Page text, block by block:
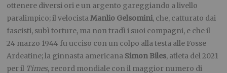
ottenere diversi ori e un argento gareggiando a livello
paralimpico; il velocistaManlio Gelsomini, che, catturato dai
fascisti, subì torture, ma non tradì i suoi compagni, e che il
24 marzo 1944 fu ucciso con un colpo alla testa alle Fosse
Ardeatine; la ginnasta americana Simon Biles, atleta del 2021
per il Times, record mondiale con il maggior numero di